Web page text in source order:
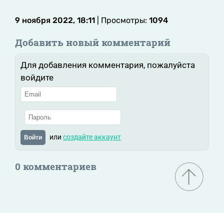
9 ноября 2022, 18:11 | Просмотры: 1094
Добавить новый комментарий
Для добавления комментария, пожалуйста
войдите
Войти или создайте аккаунт
0 комментариев